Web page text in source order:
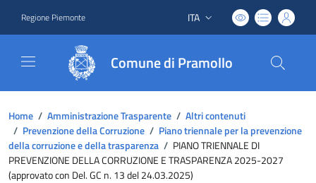
Regione Piemonte Lingua attiva:
ITA
Comune di Pramollo
Home / Amministrazione Trasparente / Altri contenuti
/ Prevenzione della Corruzione / Piano triennale per la prevenzione
della corruzione e della trasparenza / PIANO TRIENNALE DI
PREVENZIONE DELLA CORRUZIONE E TRASPARENZA 2025-2027
(approvato con Del. GC n. 13 del 24.03.2025)